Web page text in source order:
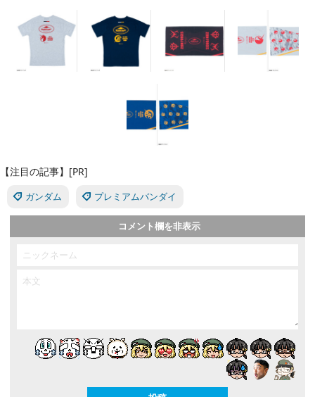
【注目の記事】[PR]
ガンダム プレミアムバンダイ
コメント欄を非表示